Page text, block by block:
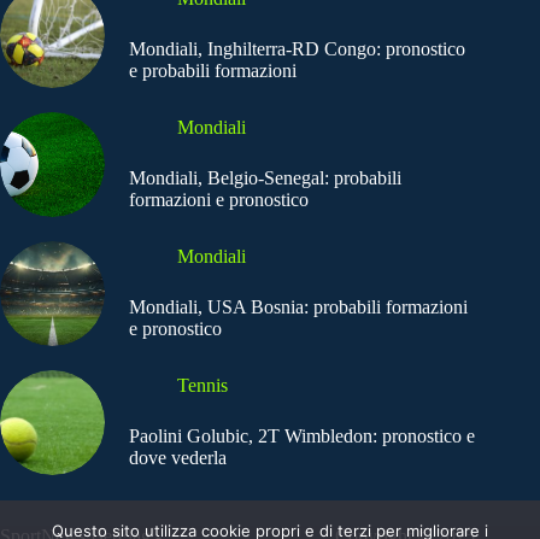
Mondiali, Inghilterra-RD Congo: pronostico
e probabili formazioni
Mondiali
Mondiali, Belgio-Senegal: probabili
formazioni e pronostico
Mondiali
Mondiali, USA Bosnia: probabili formazioni
e pronostico
Tennis
Paolini Golubic, 2T Wimbledon: pronostico e
dove vederla
Questo sito utilizza cookie propri e di terzi per migliorare i